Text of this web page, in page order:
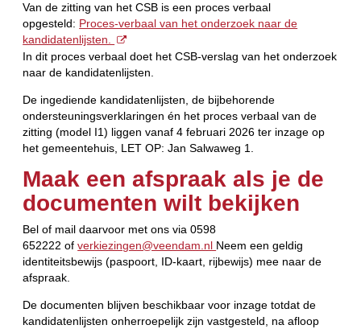
Van de zitting van het CSB is een proces verbaal
opgesteld: Proces-verbaal van het onderzoek naar de
kandidatenlijsten.
In dit proces verbaal doet het CSB-verslag van het onderzoek
naar de kandidatenlijsten.
De ingediende kandidatenlijsten, de bijbehorende
ondersteuningsverklaringen én het proces verbaal van de
zitting (model I1) liggen vanaf 4 februari 2026 ter inzage op
het gemeentehuis, LET OP: Jan Salwaweg 1.
Maak een afspraak als je de
documenten wilt bekijken
Bel of mail daarvoor met ons via 0598
652222 ofverkiezingen@veendam.nl Neem een geldig
identiteitsbewijs (paspoort, ID-kaart, rijbewijs) mee naar de
afspraak.
De documenten blijven beschikbaar voor inzage totdat de
kandidatenlijsten onherroepelijk zijn vastgesteld, na afloop